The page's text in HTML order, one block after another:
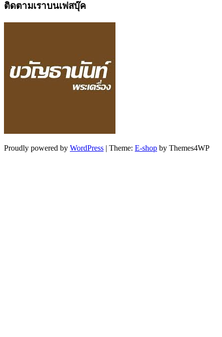
ติดตามเราบนเฟสบุ๊ค
Proudly powered by WordPress | Theme: E-shop by Themes4WP